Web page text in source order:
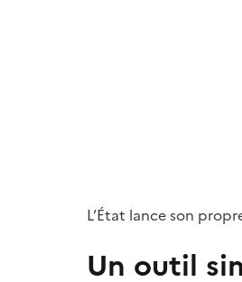
L’État lance son
Un outil